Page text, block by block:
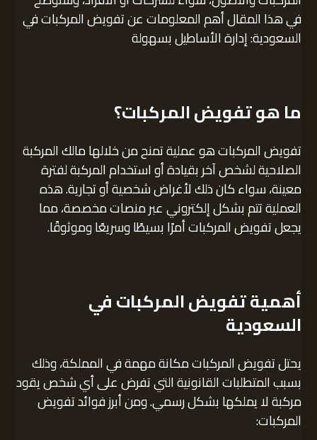
في هذا المقال أهم المعلومات عن تفويض المركبات في
السعودية: إدارة الأساطيل بسهولة
ما هو تفويض المركبات؟
تفويض المركبات هو عملية تمنح من خلالها مالك المركبة
الصلاحية لشخص آخر بقيادة أو استخدام المركبة لفترة
معينة، سواء كان ذلك لأغراض شخصية أو تجارية. هذه
العملية تتم بشكل إلكتروني عبر منصات مخصصة، مما
يجعل تفويض المركبات أمرًا بسيطًا وسريعًا وموثوقًا.
أهمية تفويض المركبات في
السعودية
يحتل تفويض المركبات مكانة مهمة في المملكة، وذلك
بسبب المتطلبات القانونية التي تفرض على أي شخص يقود
مركبة لا يملكها بشكل رسمي. ومن أبرز فوائد تفويض
المركبات: